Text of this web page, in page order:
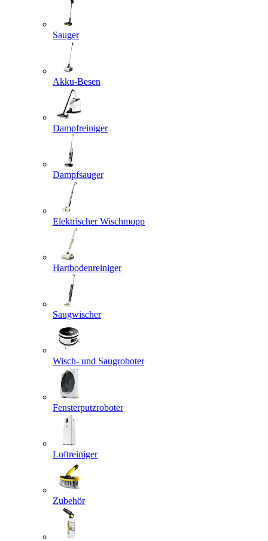
Sauger
Akku-Besen
Dampfreiniger
Dampfsauger
Elektrischer Wischmopp
Hartbodenreiniger
Saugwischer
Wisch- und Saugroboter
Fensterputzroboter
Luftreiniger
Zubehör